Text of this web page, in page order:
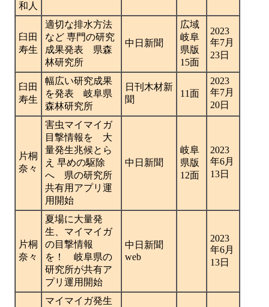
和人
臼田
寿生
適切な排水方法
など 専門の研究
成果発表 県森
林研究所
中日新聞
広域
岐阜
県版
15面
2023
年7月
23日
臼田
寿生
幅広い研究成果
を発表 岐阜県
森林研究所
日刊木材新
聞
11面
2023
年7月
20日
片桐
奈々
害虫マイマイガ
目撃情報を 大
量発生兆候とら
え 早めの駆除
へ 県の研究所
共有用アプリ運
用開始
中日新聞
岐阜
県版
12面
2023
年6月
13日
片桐
奈々
夏場に大量発
生、マイマイガ
の目撃情報
を！ 岐阜県の
研究所が共有ア
プリ運用開始
中日新聞
web
2023
年6月
13日
マイマイガ発生